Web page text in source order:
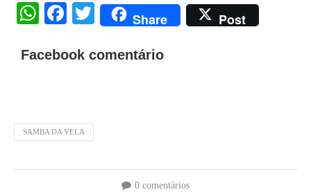
WhatsApp
Facebook
Twitter
Share Post
Facebook comentário
SAMBA DA VELA
0 comentários